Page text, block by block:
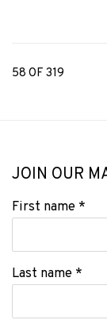
58 OF 319
JOIN OUR
First name *
Last name *